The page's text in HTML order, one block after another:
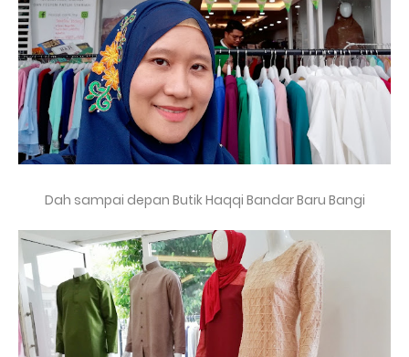
Dah sampai depan Butik Haqqi Bandar Baru Bangi